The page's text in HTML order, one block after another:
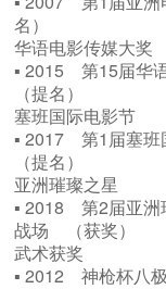
名）
华语电影传媒大奖
▪ 2015 第15届华
（提名）
塞班国际电影节
▪ 2017 第1届塞
（提名）
亚洲璀璨之星
▪ 2018 第2届亚
战场 （获奖）
武术获奖
▪ 2012 神枪杯八